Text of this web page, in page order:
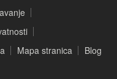
Mapa stranica Blog